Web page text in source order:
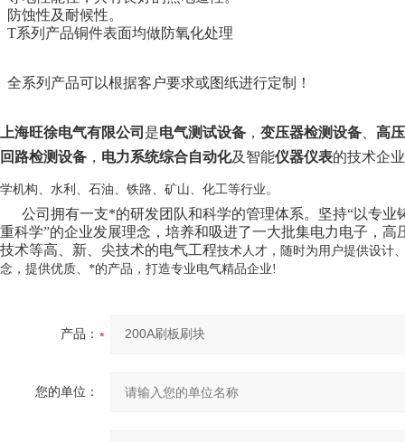
防蚀性及耐候性。
T系列产品铜件表面均做防氧化处理
全系列产品可以根据客户要求或图纸进行定制！
上海旺徐电气有限公司 是电气测试设备 ， 变压器检测设备
高
回路检测设备 ， 电力系统综合自动化及智能仪器仪表的技术企业
学机构、水利、石油、铁路、矿山、化工等行业。
公司拥有一支*的研发团队和科学的管理体系。坚持“以专业
重科学”的企业发展理念，培养和吸进了一大批集电力电子，
技术等高、新、尖技术的电气工程技术人才，随时为用户提供设计
念，提供优质、*的产品，打造专业电气精品企业!
产品：
您的单位：